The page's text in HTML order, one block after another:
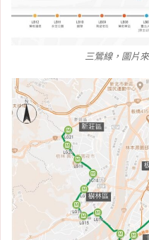
三鶯線，圖片